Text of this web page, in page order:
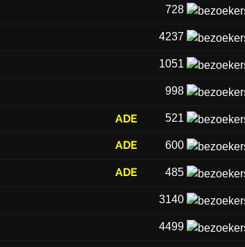
728
4237
1051
998
ADE 521
ADE 600
ADE 485
3140
4499